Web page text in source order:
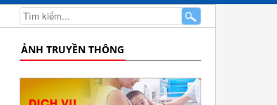
ẢNH TRUYỀN THÔNG